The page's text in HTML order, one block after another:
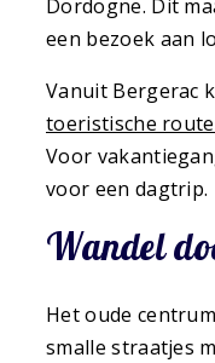
Dordogne. Dit
een bezoek aan
Vanuit Bergerac
toeristische
Voor
voor een dagtrip.
Wandel
Het oude
smalle straatjes